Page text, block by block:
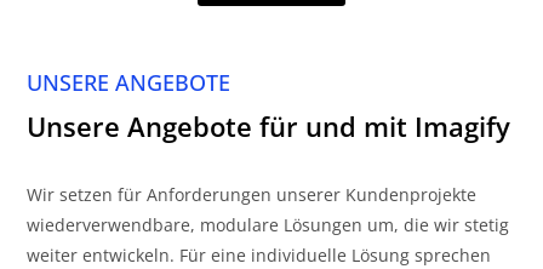
UNSERE ANGEBOTE
Unsere Angebote für und mit Imagify
Wir setzen für Anforderungen unserer Kundenprojekte
wiederverwendbare, modulare Lösungen um, die wir stetig
weiter entwickeln. Für eine individuelle Lösung sprechen